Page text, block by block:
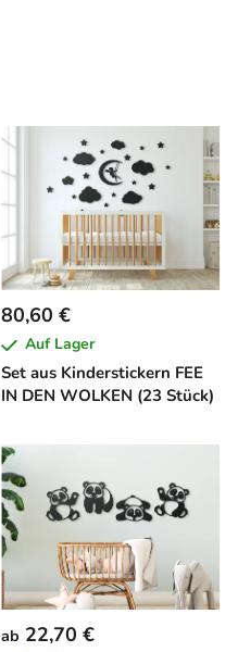
Set aus Kinderstickern FEE
IN DEN WOLKEN (23 Stück)
80,60 €
Auf Lager
ab 22,70 €